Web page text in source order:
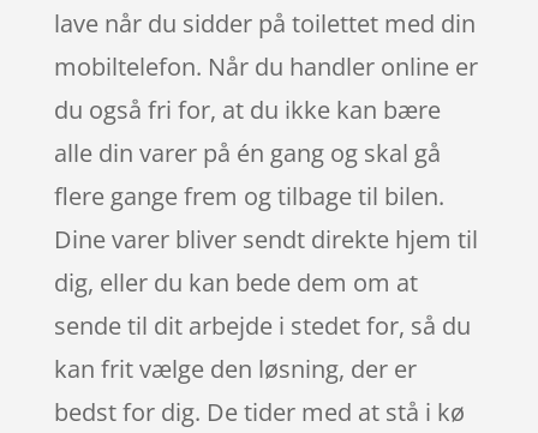
lave når du sidder på toilettet med din
mobiltelefon. Når du handler online er
du også fri for, at du ikke kan bære
alle din varer på én gang og skal gå
flere gange frem og tilbage til bilen.
Dine varer bliver sendt direkte hjem til
dig, eller du kan bede dem om at
sende til dit arbejde i stedet for, så du
kan frit vælge den løsning, der er
bedst for dig. De tider med at stå i kø